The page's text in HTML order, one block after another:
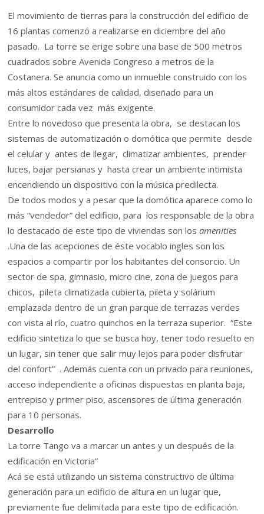
El movimiento de tierras para la construcción del edificio de
16 plantas comenzó a realizarse en diciembre del año
pasado. La torre se erige sobre una base de 500 metros
cuadrados sobre Avenida Congreso a metros dela
Costanera. Se anuncia como un inmueble construido con los
más altos estándares de calidad, diseñado para un
consumidor cada vez más exigente.
Entre lo novedoso que presenta la obra, se destacan los
sistemas de automatización o domótica que permite desde
el celular y antes de llegar, climatizar ambientes, prender
luces, bajar persianas y hasta crear un ambiente intimista
encendiendo un dispositivo con la música predilecta.
De todos modos y a pesar que la domótica aparece como lo
más “vendedor” del edificio, para los responsable de la obra
lo destacado de este tipo de viviendas son losamenities
.Una de las acepciones de éste vocablo ingles son los
espacios a compartir por los habitantes del consorcio. Un
sector de spa, gimnasio, micro cine, zona de juegos para
chicos, pileta climatizada cubierta, pileta y solárium
emplazada dentro de un gran parque de terrazas verdes
con vista al río, cuatro quinchos en la terraza superior. “Este
edificio sintetiza lo que se busca hoy, tener todo resuelto en
un lugar, sin tener que salir muy lejos para poder disfrutar
del confort” . Además cuenta con un privado para reuniones,
acceso independiente a oficinas dispuestas en planta baja,
entrepiso y primer piso, ascensores de última generación
para 10 personas.
Desarrollo
La torre Tango va a marcar un antes y un después de la
edificación en Victoria”
Acá se está utilizando un sistema constructivo de última
generación para un edificio de altura en un lugar que,
previamente fue delimitada para este tipo de edificación.